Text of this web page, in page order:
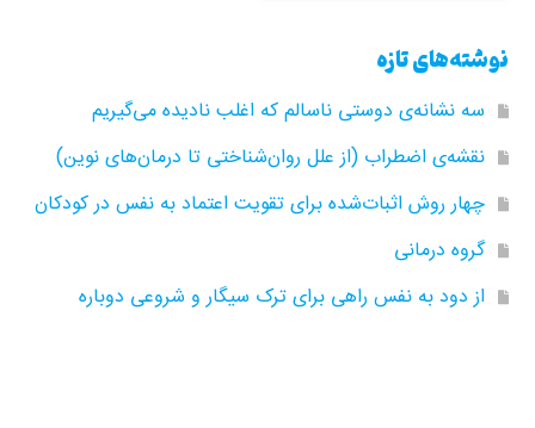
نوشته‌های تازه
سه نشانه‌ی دوستی ناسالم که اغلب نادیده می‌گیریم
نقشه‌ی اضطراب (از علل روان‌شناختی تا درمان‌های نوین)
چهار روش اثبات‌شده برای تقویت اعتماد به نفس در کودکان
گروه‌ درمانی
از دود به نفس راهی برای ترک سیگار و شروعی دوباره